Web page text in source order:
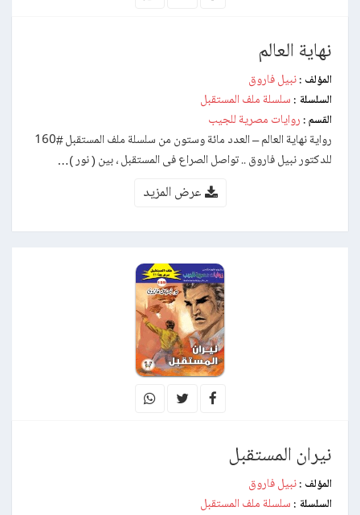
نهاية العالم
المؤلف : نبيل فاروق
السلسلة : سلسلة ملف المستقبل
القسم : روايات مصرية للجيب
رواية نهاية العالم – العدد مائة وستون من سلسلة ملف المستقبل #160
للدكتور نبيل فاروق .. تواصل الصراع فى المستقبل ، بين ( نور )…
عرض المزيد
نيران المستقبل
المؤلف : نبيل فاروق
السلسلة : سلسلة ملف المستقبل